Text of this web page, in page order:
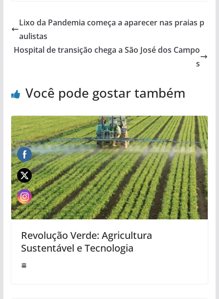
Lixo da Pandemia começa a aparecer nas praias p
aulistas
Hospital de transição chega a São José dos Campo
s
Você pode gostar também
Revolução Verde: Agricultura
Sustentável e Tecnologia